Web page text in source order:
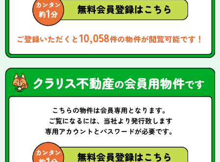
ご登録いただくと10,058件の物件が閲覧可能です！